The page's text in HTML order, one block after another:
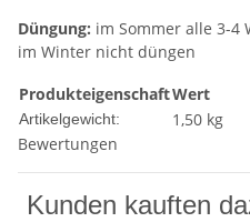
Düngung: im Sommer alle 3-4
im Winter nicht düngen
ProdukteigenschaftWert
Artikelgewicht: 1,50 kg
Bewertungen
Kunden kauften